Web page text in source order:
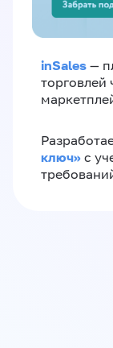
inSales —
торговлей
ключ»‎ с